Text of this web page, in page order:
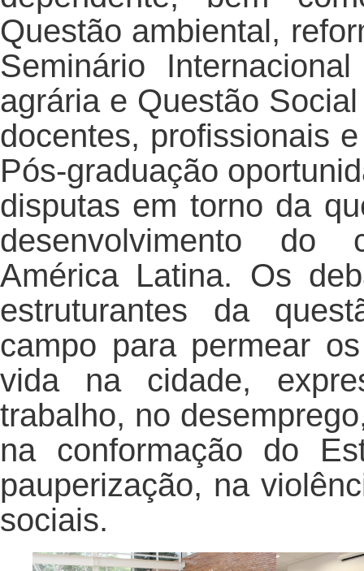
Questão ambiental,
Seminário
agrária e Questão
docentes, profissionais
Pós-graduação
disputas em torno da
desenvolvimento do
América Latina. Os
estruturantes da
campo para permear
vida na cidade,
trabalho, no
na conformação do
pauperização, na
sociais.